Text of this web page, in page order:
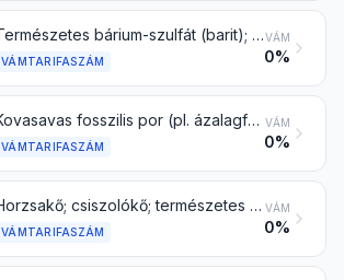
Természetes bárium-szulfát (barit); természetes bárium-karbonát (witherit), kalcinálva is, a 2816 vtsz. alá tartozó bárium-oxid kivételével
VÁMTARIFASZÁM
VÁM
0%
Kovasavas fosszilis por (pl. ázalagföld, tripelföld és diatómaföld) és hasonló kovasavas föld, kalcinálva is, ha a térfogattömege 1 vagy annál kisebb
VÁMTARIFASZÁM
VÁM
0%
Horzsakő; csiszolókő; természetes korund, természetes gránát és más természetes csiszolóanyag, hőkezelve is
VÁMTARIFASZÁM
VÁM
0%